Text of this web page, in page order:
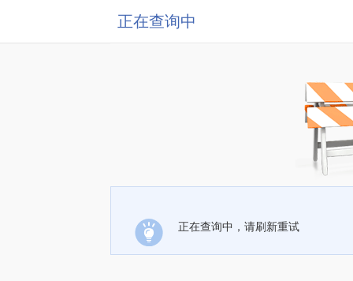
正在查询中
正在查询中，请刷新重试